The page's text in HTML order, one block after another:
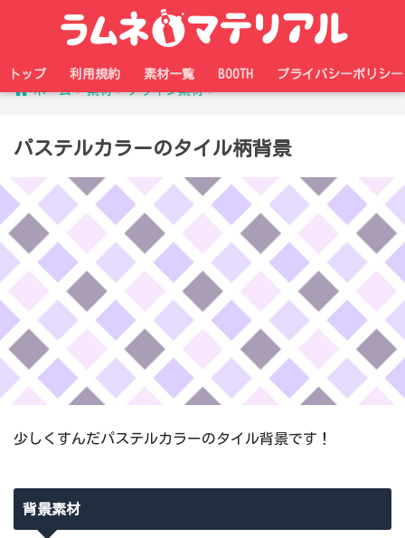
トップ 利用規約 素材一覧 BOOTH
プライバシーポリシー
ホーム
素材 デザイン素材
パステルカラーのタイル柄背景
少しくすんだパステルカラーのタイル背景です！
背景素材